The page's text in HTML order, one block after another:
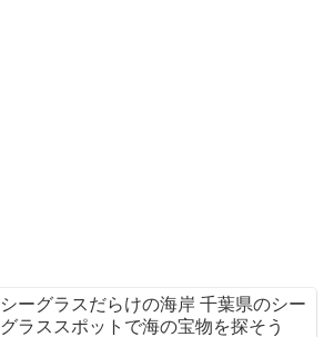
シーグラスだらけの海岸 千葉県のシー
グラススポットで海の宝物を探そう